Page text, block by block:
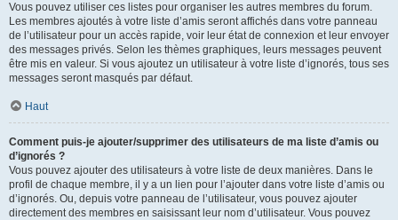
Vous pouvez utiliser ces listes pour organiser les autres membres du forum.
Les membres ajoutés à votre liste d’amis seront affichés dans votre panneau
de l’utilisateur pour un accès rapide, voir leur état de connexion et leur envoyer
des messages privés. Selon les thèmes graphiques, leurs messages peuvent
être mis en valeur. Si vous ajoutez un utilisateur à votre liste d’ignorés, tous ses
messages seront masqués par défaut.
Haut
Comment puis-je ajouter/supprimer des utilisateurs de ma liste d’amis ou
d’ignorés ?
Vous pouvez ajouter des utilisateurs à votre liste de deux manières. Dans le
profil de chaque membre, il y a un lien pour l’ajouter dans votre liste d’amis ou
d’ignorés. Ou, depuis votre panneau de l’utilisateur, vous pouvez ajouter
directement des membres en saisissant leur nom d’utilisateur. Vous pouvez